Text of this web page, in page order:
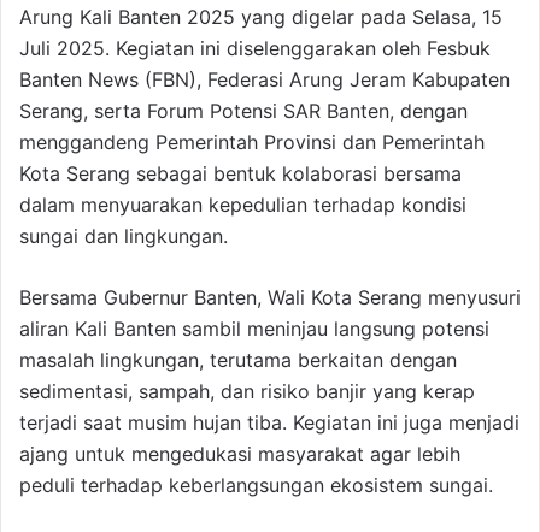
Arung Kali Banten 2025 yang digelar pada Selasa, 15
Juli 2025. Kegiatan ini diselenggarakan oleh Fesbuk
Banten News (FBN), Federasi Arung Jeram Kabupaten
Serang, serta Forum Potensi SAR Banten, dengan
menggandeng Pemerintah Provinsi dan Pemerintah
Kota Serang sebagai bentuk kolaborasi bersama
dalam menyuarakan kepedulian terhadap kondisi
sungai dan lingkungan.
Bersama Gubernur Banten, Wali Kota Serang menyusuri
aliran Kali Banten sambil meninjau langsung potensi
masalah lingkungan, terutama berkaitan dengan
sedimentasi, sampah, dan risiko banjir yang kerap
terjadi saat musim hujan tiba. Kegiatan ini juga menjadi
ajang untuk mengedukasi masyarakat agar lebih
peduli terhadap keberlangsungan ekosistem sungai.